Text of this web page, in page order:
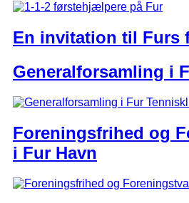
En invitation til Furs
Generalforsamling i
Foreningsfrihed og
i Fur Havn